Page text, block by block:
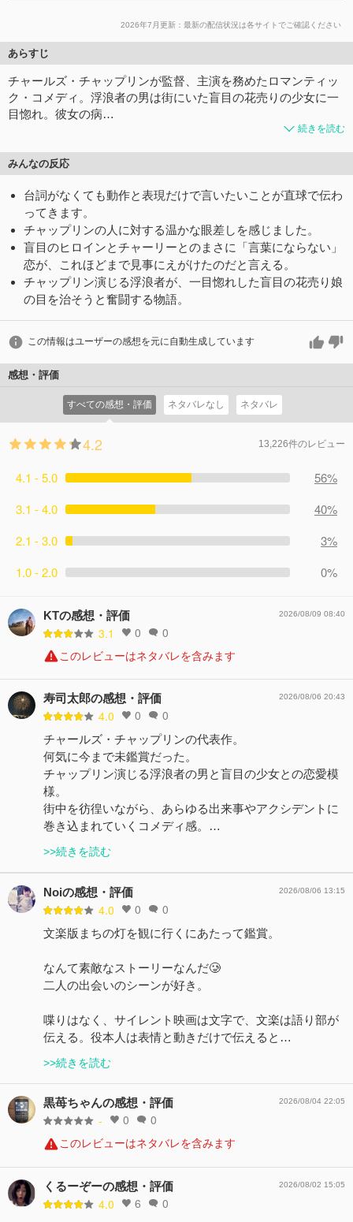
2026年7月更新：最新の配信状況は各サイトでご確認ください
あらすじ
チャールズ・チャップリンが監督、主演を務めたロマンティッ
ク・コメディ。浮浪者の男は街にいた盲目の花売りの少女に一
目惚れ。彼女の病…
続きを読む
みんなの反応
台詞がなくても動作と表現だけで言いたいことが直球で伝わ
ってきます。
チャップリンの人に対する温かな眼差しを感じました。
盲目のヒロインとチャーリーとのまさに「言葉にならない」
恋が、これほどまで見事にえがけたのだと言える。
チャップリン演じる浮浪者が、一目惚れした盲目の花売り娘
の目を治そうと奮闘する物語。
この情報はユーザーの感想を元に自動生成しています
感想・評価
すべての感想・評価 ネタバレなし ネタバレ
4.2 13,226件のレビュー
4.1 - 5.0
56%
3.1 - 4.0
40%
2.1 - 3.0
3%
1.0 - 2.0
0%
KTの感想・評価
3.1 0 0
2026/08/09 08:40
このレビューはネタバレを含みます
寿司太郎の感想・評価
4.0 0 0
2026/08/06 20:43
チャールズ・チャップリンの代表作。
何気に今まで未鑑賞だった。
チャップリン演じる浮浪者の男と盲目の少女との恋愛模
様。
街中を彷徨いながら、あらゆる出来事やアクシデントに
巻き込まれていくコメディ感。…
>>続きを読む
Noiの感想・評価
4.0 0 0
2026/08/06 13:15
文楽版まちの灯を観に行くにあたって鑑賞。
なんて素敵なストーリーなんだ🥲
二人の出会いのシーンが好き。
喋りはなく、サイレント映画は文字で、文楽は語り部が
伝える。役本人は表情と動きだけで伝えると…
>>続きを読む
黒苺ちゃんの感想・評価
- 0 0
2026/08/04 22:05
このレビューはネタバレを含みます
くるーぞーの感想・評価
4.0 6 0
2026/08/02 15:05